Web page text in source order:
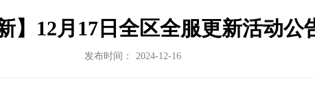
】12月17日全区全服更新活动公
发布时间： 2024-12-16